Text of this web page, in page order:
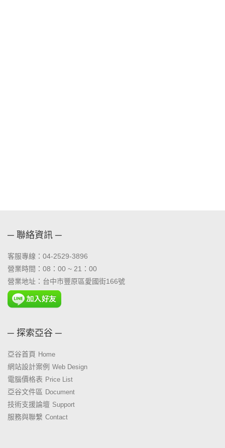
─ 聯絡資訊 ─
客服專線：04-2529-3896
營業時間：08：00 ~ 21：00
營業地址：台中市豐原區愛國街166號
─ 探索亞谷 ─
亞谷首頁 Home
網站設計案例 Web Design
電腦價格表 Price List
亞谷文件區 Document
技術支援論壇 Support
服務與聯繫 Contact